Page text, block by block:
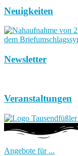
Neuigkeiten
Newsletter
Veranstaltungen
Angebote für ...